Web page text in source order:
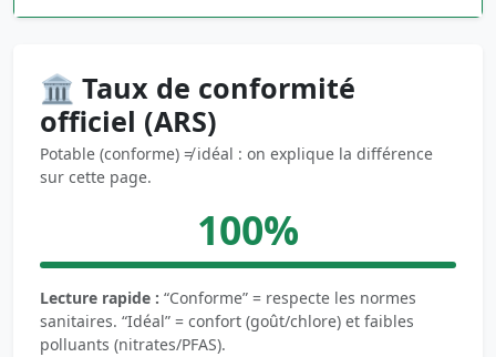
🏛️ Taux de conformité
officiel (ARS)
Potable (conforme) ≠ idéal : on explique la différence
sur cette page.
100%
Lecture rapide : “Conforme” = respecte les normes
sanitaires. “Idéal” = confort (goût/chlore) et faibles
polluants (nitrates/PFAS).